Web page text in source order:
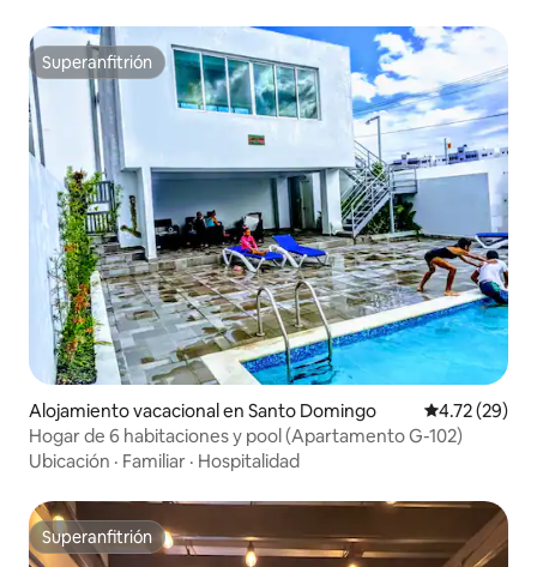
Superanfitrión
Superanfitrión
Alojamiento vacacional en Santo Domingo Calificación
4.72 (29)
Hogar de 6 habitaciones y pool (Apartamento G-102)
Ubicación · Familiar · Hospitalidad
Superanfitrión
Superanfitrión